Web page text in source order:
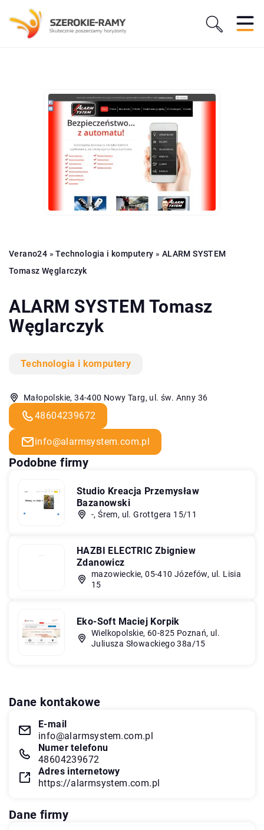
Verano24 »Technologia i komputery » ALARM SYSTEM
Tomasz Węglarczyk
ALARM SYSTEM Tomasz
Węglarczyk
Technologia i komputery
Małopolskie, 34-400 Nowy Targ, ul. św. Anny 36
48604239672
info@alarmsystem.com.pl
Podobne firmy
Studio Kreacja Przemysław
Bazanowski
-, Śrem, ul. Grottgera 15/11
HAZBI ELECTRIC Zbigniew
Zdanowicz
mazowieckie, 05-410 Józefów, ul. Lisia
15
Eko-Soft Maciej Korpik
Wielkopolskie, 60-825 Poznań, ul.
Juliusza Słowackiego 38a/15
Dane kontakowe
E-mail
info@alarmsystem.com.pl
Numer telefonu
48604239672
Adres internetowy
https://alarmsystem.com.pl
Dane firmy